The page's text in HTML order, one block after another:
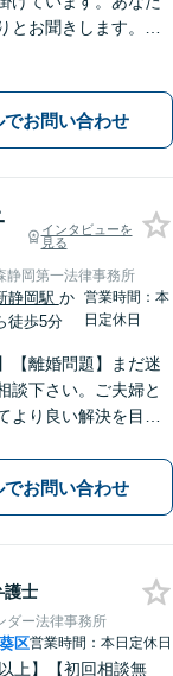
とお聞きします。ト
でお問い合わせ
インタビューを
見る
静岡第一法律事務所
静岡駅 か
徒歩5分
営業時間：本
日定休日
【離婚問題】まだ迷
談下さい。ご夫婦と
より良い解決を目指
広いお悩みに対応し
焼津市／島田市／藤
でお問い合わせ
護士
ダー法律事務所
区営業時間：本日定休日
上】【初回相談無